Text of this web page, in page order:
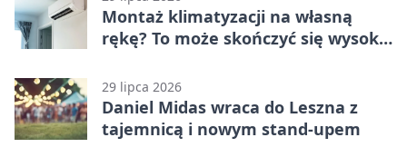
Montaż klimatyzacji na własną
rękę? To może skończyć się wysoką
29 lipca 2026
Daniel Midas wraca do Leszna z
tajemnicą i nowym stand-upem